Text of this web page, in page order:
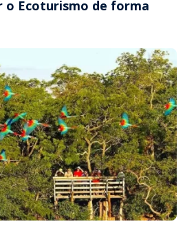
o Ecoturismo de forma